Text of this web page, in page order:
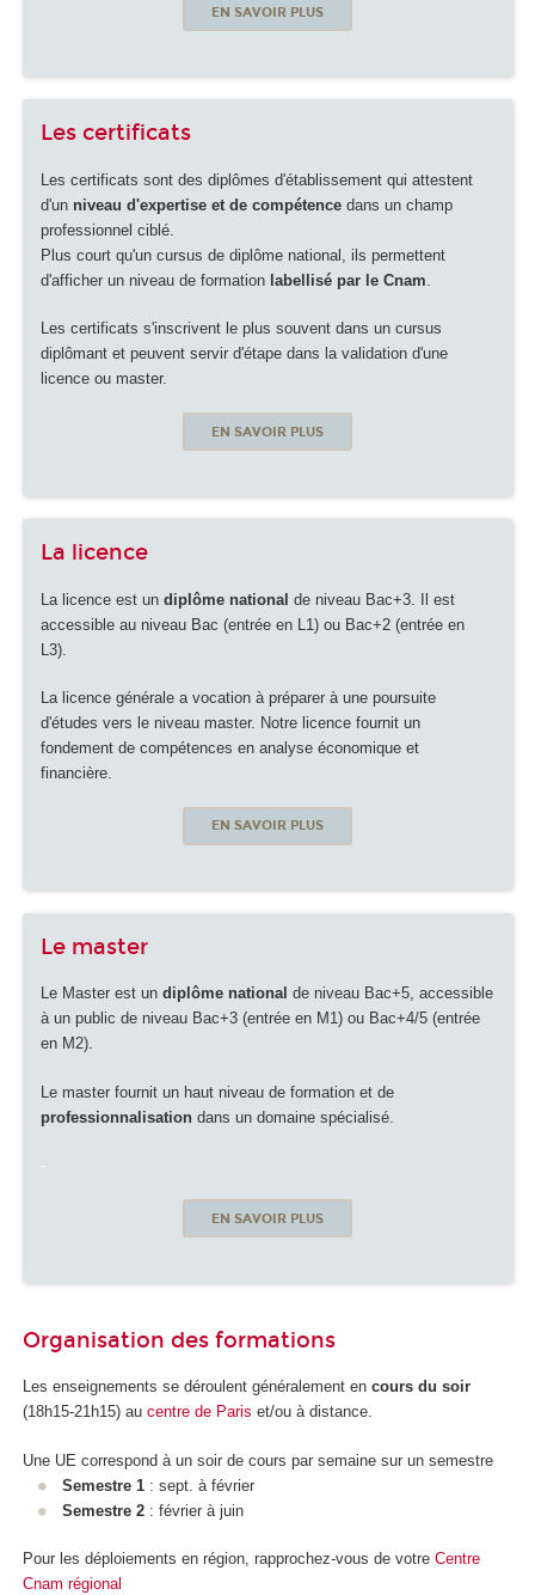
EN SAVOIR PLUS
Les certificats
Les certificats sont des diplômes d'établissement qui attestent
d'un niveau d'expertise et de compétence dans un champ
professionnel ciblé.
Plus court qu'un cursus de diplôme national, ils permettent
d'afficher un niveau de formation labellisé par le Cnam
Les certificats s'inscrivent le plus souvent dans un cursus
diplômant et peuvent servir d'étape dans la validation d'une
licence ou master.
EN SAVOIR PLUS
La licence
La licence est un diplôme national de niveau Bac+3. Il est
accessible au niveau Bac (entrée en L1) ou Bac+2 (entrée en
L3).
La licence générale a vocation à préparer à une poursuite
d'études vers le niveau master. Notre licence fournit un
fondement de compétences en analyse économique et
financière.
EN SAVOIR PLUS
Le master
Le Master est un diplôme national de niveau Bac+5, accessible
à un public de niveau Bac+3 (entrée en M1) ou Bac+4/5 (entrée
en M2).
Le master fournit un haut niveau de formation et de
professionnalisation dans un domaine spécialisé.
-
EN SAVOIR PLUS
Organisation des formations
Les enseignements se déroulent généralement en cours du soir
(18h15-21h15) au centre de Paris et/ou à distance.
Une UE correspond à un soir de cours par semaine sur un semestre
Semestre 1: sept. à février
Semestre 2: février à juin
Pour les déploiements en région, rapprochez-vous de votre Centre
Cnam régional